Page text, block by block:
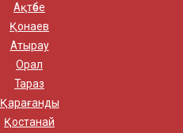
Ақтөбе
Қонаев
Атырау
Орал
Тараз
Қарағанды
Қостанай